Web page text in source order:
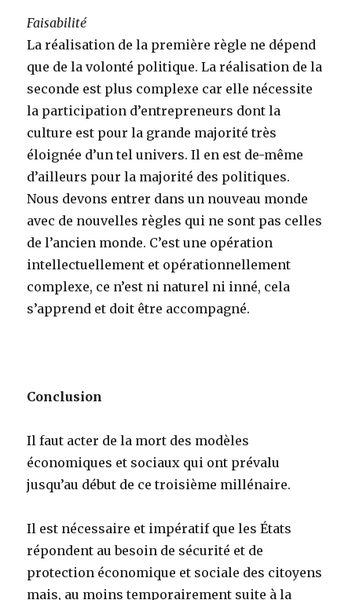
Faisabilité
La réalisation de la première règle ne dépend
que de la volonté politique. La réalisation de la
seconde est plus complexe car elle nécessite
la participation d’entrepreneurs dont la
culture est pour la grande majorité très
éloignée d’un tel univers. Il en est de-même
d’ailleurs pour la majorité des politiques.
Nous devons entrer dans un nouveau monde
avec de nouvelles règles qui ne sont pas celles
de l’ancien monde. C’est une opération
intellectuellement et opérationnellement
complexe, ce n’est ni naturel ni inné, cela
s’apprend et doit être accompagné.
Conclusion
Il faut acter de la mort des modèles
économiques et sociaux qui ont prévalu
jusqu’au début de ce troisième millénaire.
Il est nécessaire et impératif que les États
répondent au besoin de sécurité et de
protection économique et sociale des citoyens
mais, au moins temporairement suite à la